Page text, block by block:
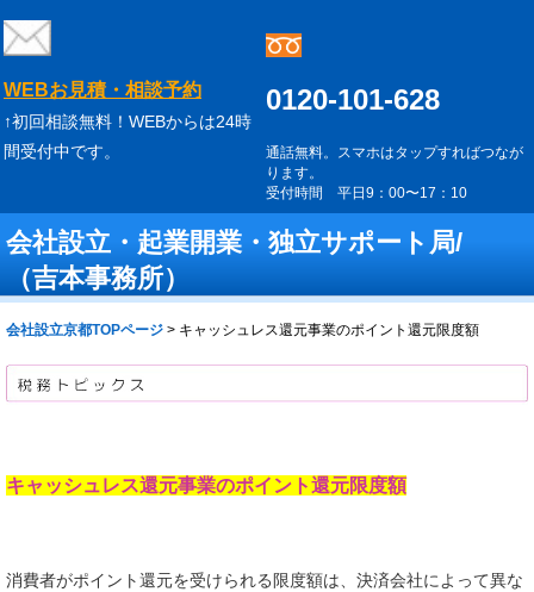
WEBお見積・相談予約
↑初回相談無料！WEBからは24時
間受付中です。
0120-101-628
通話無料。スマホはタップすればつなが
ります。
受付時間 平日9：00〜17：10
会社設立・起業開業・独立サポート局/
（吉本事務所）
会社設立京都TOPページ > キャッシュレス還元事業のポイント還元限度額
キャッシュレス還元事業のポイント還元限度額
消費者がポイント還元を受けられる限度額は、決済会社によって異な